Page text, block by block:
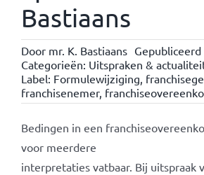
Bastiaans
Door mr. K. Bastiaans
Categorieën: Uitspraken &
Label: Formulewijziging,
franchisenemer,
Bedingen in een
voor meerdere
interpretaties vatbaar. Bij uitspraak